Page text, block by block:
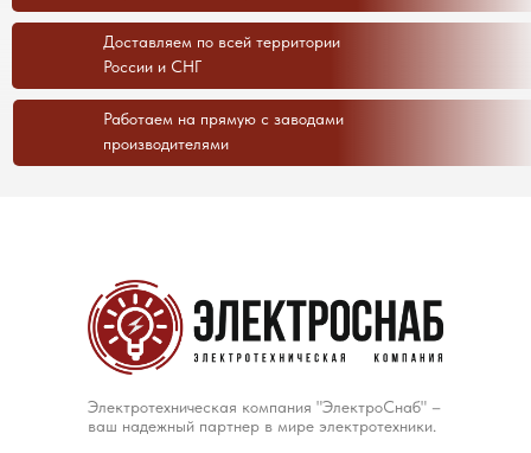
Доставляем по всей территории
России и СНГ
Работаем на прямую с заводами
производителями
Электротехническая компания "ЭлектроСнаб" –
ваш надежный партнер в мире электротехники.